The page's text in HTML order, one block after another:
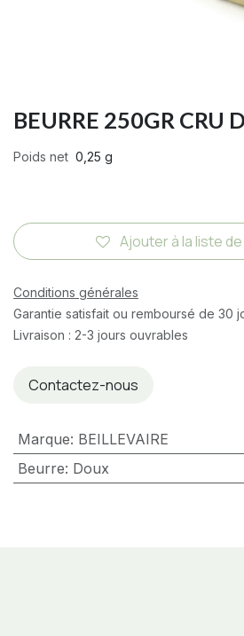
BEURRE 250GR CRU
Poids net 0,25 g
Ajouter à la liste
Conditions générales
Garantie satisfait ou remboursé de 30
Livraison : 2-3 jours ouvrables
Contactez-nous
Marque: BEILLEVAIRE
Beurre: Doux